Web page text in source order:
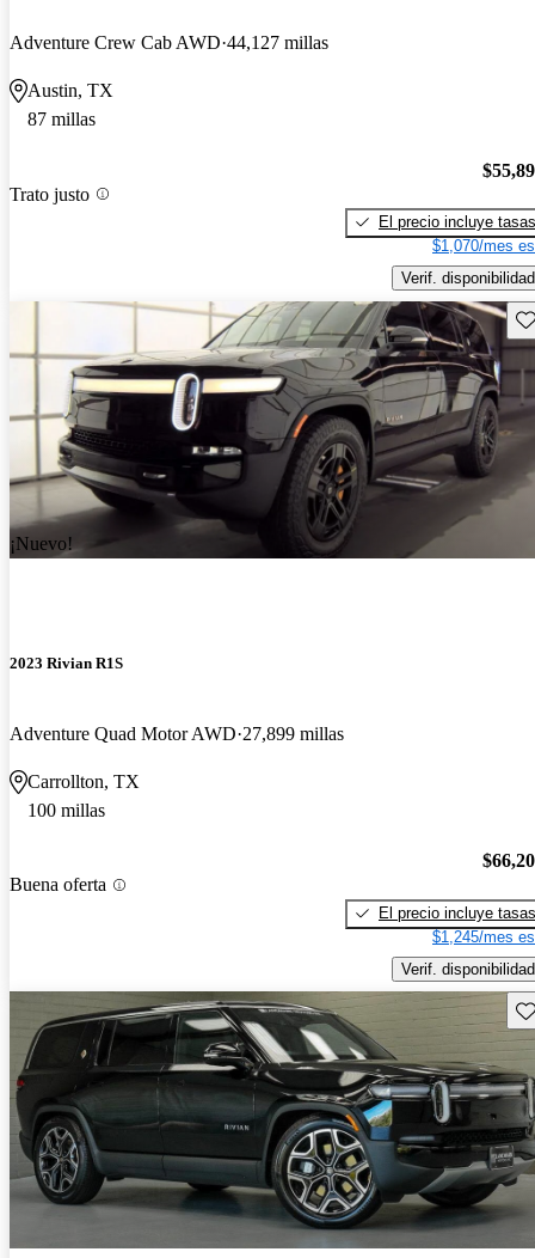
Adventure Crew Cab AWD 44,127 millas
Austin, TX
87 millas
Trato justo
El precio incluye tasas
$1,070/mes
Verif. disponibilidad
¡Nuevo!
2023 Rivian R1S
Adventure Quad Motor AWD 27,899 millas
Carrollton, TX
100 millas
Buena oferta
El precio incluye tasas
$1,245/mes
Verif. disponibilidad